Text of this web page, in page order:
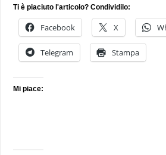
Ti è piaciuto l'articolo? Condividilo:
Facebook X
Telegram Stampa
Mi piace: